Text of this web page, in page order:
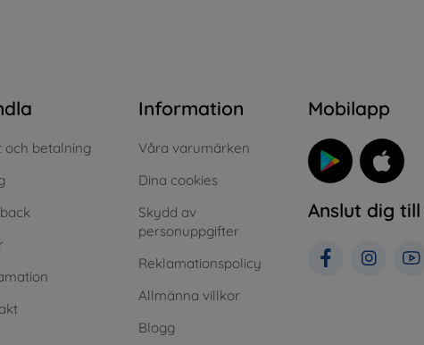
och betalning
Information
Våra varumärken
Dina cookies
Skydd av
personuppgifter
Reklamationspolicy
Allmänna villkor
Blogg
Mobilapp
Anslut dig till